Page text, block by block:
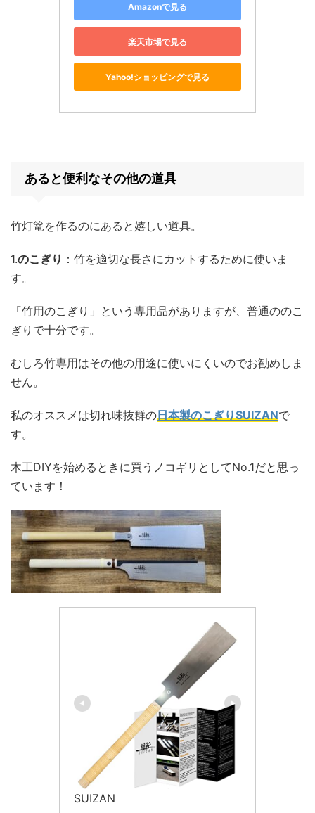
Amazonで見る
楽天市場で見る
Yahoo!ショッピングで見る
あると便利なその他の道具
竹灯篭を作るのにあると嬉しい道具。
1.のこぎり ：竹を適切な長さにカットするために使いま
す。
「竹用のこぎり」という専用品がありますが、普通ののこ
ぎりで十分です。
むしろ竹専用はその他の用途に使いにくいのでお勧めしま
せん。
私のオススメは切れ味抜群の日本製のこぎりSUIZANで
す。
木工DIYを始めるときに買うノコギリとしてNo.1だと思っ
ています！
SUIZAN